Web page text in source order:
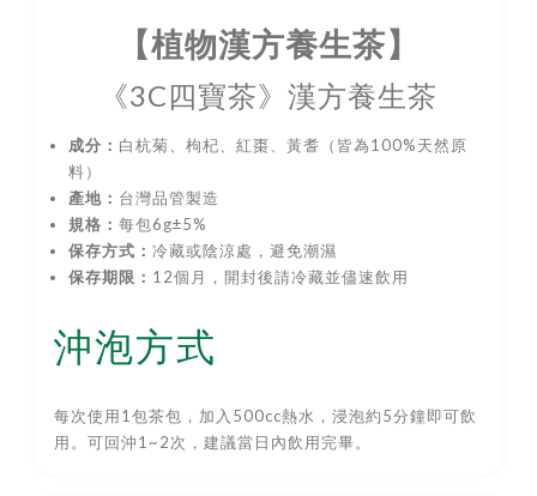
【植物漢方養生茶】
《3C四寶茶》漢方養生茶
成分： 白杭菊、枸杞、紅棗、黃耆（皆為100%天然原
料）
產地： 台灣品管製造
規格： 每包6g±5%
保存方式： 冷藏或陰涼處，避免潮濕
保存期限： 12個月，開封後請冷藏並儘速飲用
沖泡方式
每次使用1包茶包，加入500cc熱水，浸泡約5分鐘即可飲
用。可回沖1~2次，建議當日內飲用完畢。